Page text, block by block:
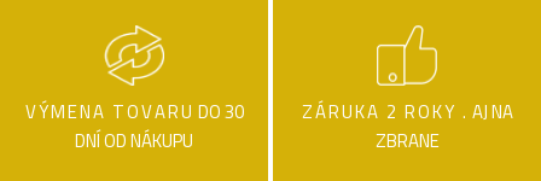
VÝMENA TOVARU DO 30
DNÍ OD NÁKUPU
ZÁRUKA 2 ROKY . AJ NA
ZBRANE